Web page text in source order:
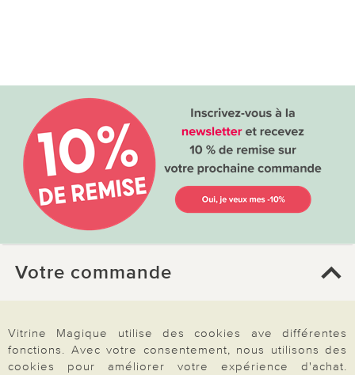
Votre commande
Mon compte
Inscription Newsletter
Vitrine Magique utilise des cookies ave différentes
fonctions. Avec votre consentement, nous utilisons des
cookies pour améliorer votre expérience d'achat.